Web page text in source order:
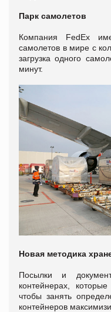
Парк самолетов
Компания FedEx
самолетов в мире с
загрузка одного
минут.
Новая методика
Посылки и
контейнерах,
чтобы занять
контейнеров